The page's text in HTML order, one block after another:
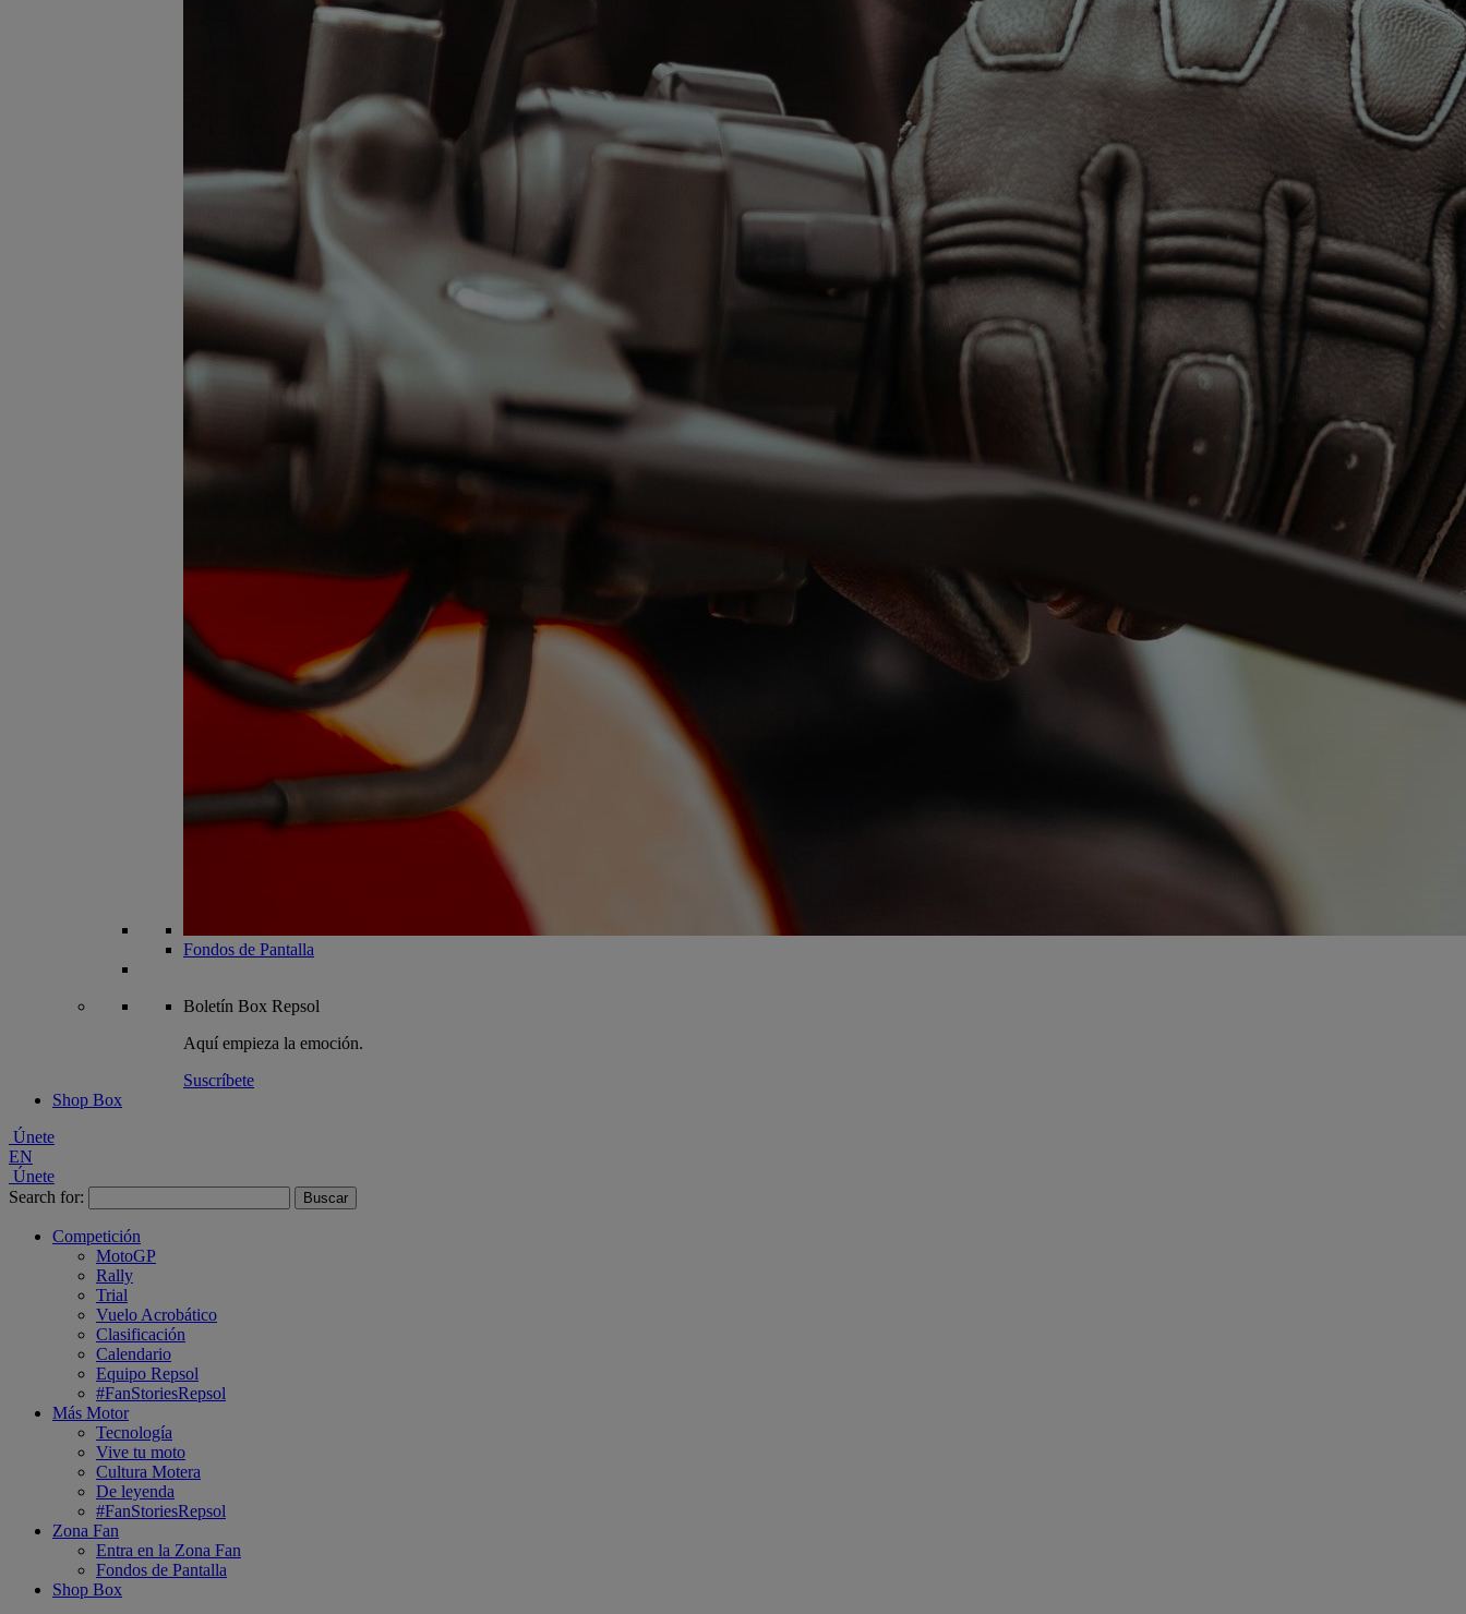
Fondos de Pantalla
Boletín Box Repsol
Aquí empieza la emoción.
Suscríbete
Shop Box
Únete
EN
Únete
Search for:
Competición
MotoGP
Rally
Trial
Vuelo Acrobático
Clasificación
Calendario
Equipo Repsol
#FanStoriesRepsol
Más Motor
Tecnología
Vive tu moto
Cultura Motera
De leyenda
#FanStoriesRepsol
Zona Fan
Entra en la Zona Fan
Fondos de Pantalla
Shop Box